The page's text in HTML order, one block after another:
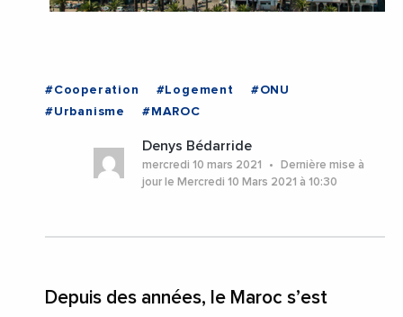
#Cooperation #Logement
#ONU
#Urbanisme
#MAROC
Denys Bédarride
mercredi 10 mars 2021
Dernière mise à
jour le Mercredi 10 Mars 2021 à 10:30
Depuis des années, le Maroc s’est